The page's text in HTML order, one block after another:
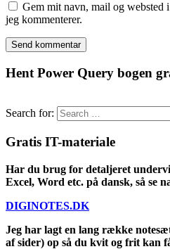
Gem mit navn, mail og websted
jeg kommenterer.
Hent Power Query bogen
Search for:
Gratis IT-materiale
Har du brug for detaljeret
Excel, Word etc. på dansk, så se
DIGINOTES.DK
Jeg har lagt en lang række
af sider) op så du kvit og frit kan